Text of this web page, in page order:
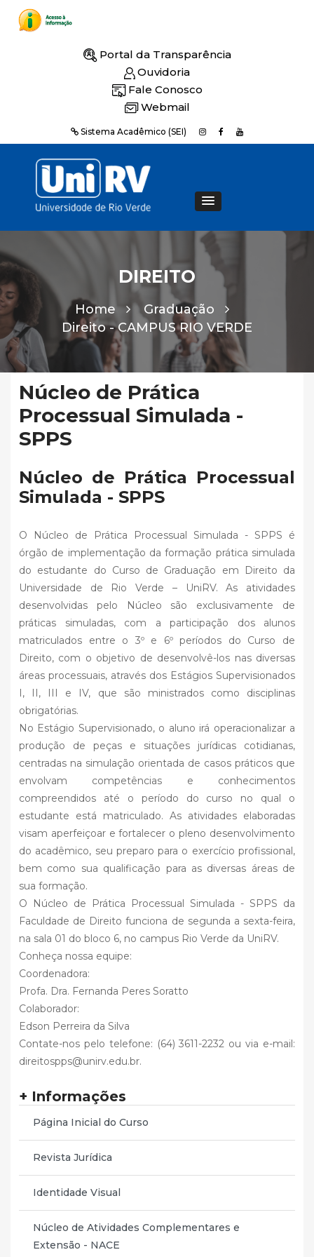
Portal da Transparência
Ouvidoria
Fale Conosco
Webmail
Sistema Acadêmico (SEI)
DIREITO
Home
Graduação
Direito -CAMPUS RIO VERDE
Núcleo de Prática
Processual Simulada -
SPPS
Núcleo de Prática Processual
Simulada - SPPS
O Núcleo de Prática Processual Simulada - SPPS é
órgão de implementação da formação prática simulada
do estudante do Curso de Graduação em Direito da
Universidade de Rio Verde – UniRV. As atividades
desenvolvidas pelo Núcleo são exclusivamente de
práticas simuladas, com a participação dos alunos
matriculados entre o 3º e 6º períodos do Curso de
Direito, com o objetivo de desenvolvê-los nas diversas
áreas processuais, através dos Estágios Supervisionados
I, II, III e IV, que são ministrados como disciplinas
obrigatórias.
No Estágio Supervisionado, o aluno irá operacionalizar a
produção de peças e situações jurídicas cotidianas,
centradas na simulação orientada de casos práticos que
envolvam competências e conhecimentos
compreendidos até o período do curso no qual o
estudante está matriculado. As atividades elaboradas
visam aperfeiçoar e fortalecer o pleno desenvolvimento
do acadêmico, seu preparo para o exercício profissional,
bem como sua qualificação para as diversas áreas de
sua formação.
O Núcleo de Prática Processual Simulada - SPPS da
Faculdade de Direito funciona de segunda a sexta-feira,
na sala 01 do bloco 6, no campus Rio Verde da UniRV.
Conheça nossa equipe:
Coordenadora:
Profa. Dra. Fernanda Peres Soratto
Colaborador:
Edson Perreira da Silva
Contate-nos pelo telefone: (64) 3611-2232 ou via e-mail:
direitospps@unirv.edu.br.
+ Informações
Página Inicial do Curso
Revista Jurídica
Identidade Visual
Núcleo de Atividades Complementares e
Extensão - NACE